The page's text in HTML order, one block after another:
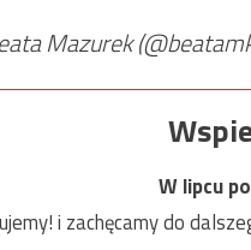
Mazurek
W lipcu
i zachęcamy do